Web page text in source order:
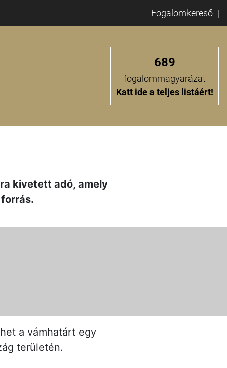
Fogalomkereső
689
fogalommagyarázat
Katt ide a teljes listáért!
kivetett adó, amely
a vámhatárt egy
területén.